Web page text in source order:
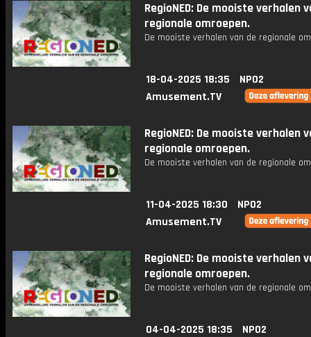
RegioNED: De mooiste verhalen
regionale omroepen.
De mooiste verhalen van de regionale
18-04-2025 18:35
NPO2
Amusement.TV
RegioNED: De mooiste verhalen
regionale omroepen.
De mooiste verhalen van de regionale
11-04-2025 18:30
NPO2
Amusement.TV
RegioNED: De mooiste verhalen
regionale omroepen.
De mooiste verhalen van de regionale
04-04-2025 18:35 NPO2